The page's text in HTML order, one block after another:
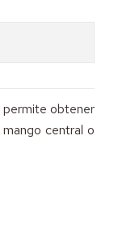
permite obtener
central o